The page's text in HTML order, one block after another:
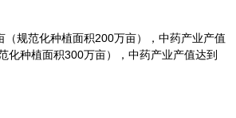
（规范化种植面积200万亩），中药产业产值
种植面积300万亩），中药产业产值达到